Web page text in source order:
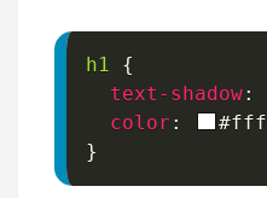
h1
{
text-shadow:
color : #fff
}